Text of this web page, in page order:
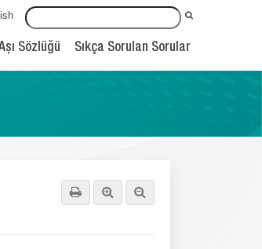
Sözlüğü Sıkça Sorulan Sorular